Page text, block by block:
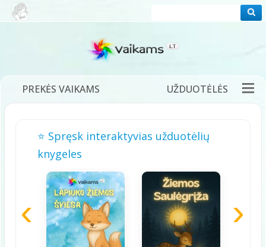
PREKĖS VAIKAMS UŽDUOTĖLĖS
DĖLIONĖS ŽAIDIMAI DAINELĖS
TĖVAMS
⭐ Spręsk interaktyvias užduotėlių
knygeles